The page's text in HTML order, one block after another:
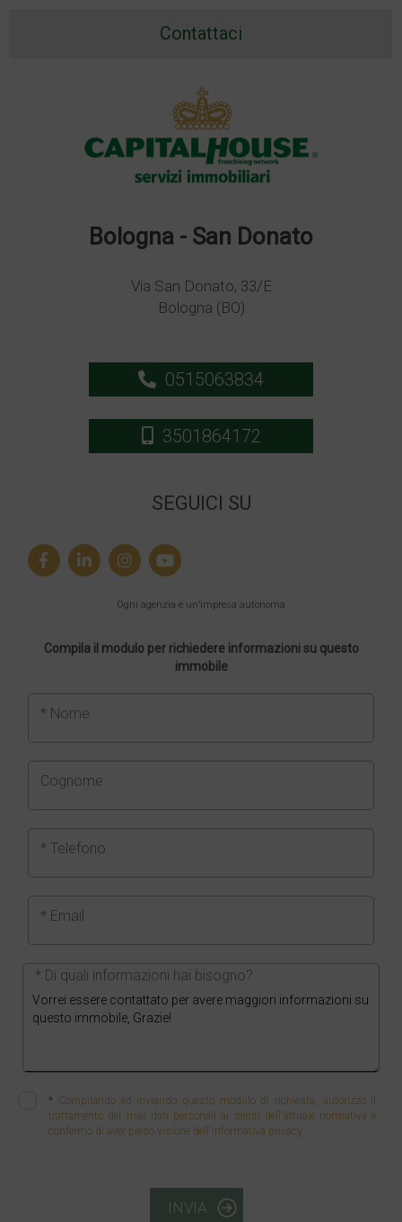
Contattaci
Bologna - San Donato
Via San Donato, 33/E
Bologna (BO)
0515063834
3501864172
SEGUICI SU
Ogni agenzia è un’impresa autonoma
Compila il modulo per richiedere informazioni su questo
immobile
* Nome
Cognome
* Telefono
* Email
* Di quali informazioni hai bisogno?
* Compilando ed inviando questo modulo di richiesta, autorizzo il
trattamento dei miei dati personali ai sensi dell'attuale normativa e
confermo di aver preso visione dell'informativa privacy.
INVIA